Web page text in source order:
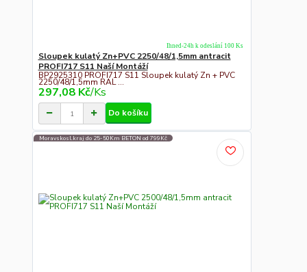
Sloupek kulatý Zn+PVC 2250/48/1,5mm antracit
PROFI717 S11 Naší Montáží
BP2925310 PROFI717 S11 Sloupek kulatý Zn + PVC
2250/48/1,5mm RAL ...
297,08 Kč/Ks
Ihned-24h k odeslání 100 Ks
Do košíku
Moravskosl.kraj do 25-50Km BETON od 799Kč